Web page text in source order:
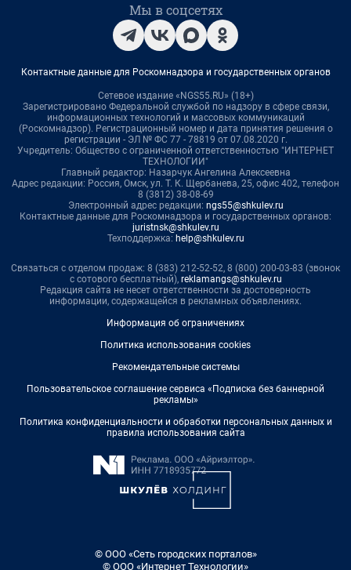
Мы в соцсетях
Контактные данные для Роскомнадзора и государственных органов
Сетевое издание «NGS55.RU» (18+)
Зарегистрировано Федеральной службой по надзору в сфере связи,
информационных технологий и массовых коммуникаций
(Роскомнадзор). Регистрационный номер и дата принятия решения о
регистрации - ЭЛ № ФС 77 - 78819 от 07.08.2020 г.
Учредитель: Общество с ограниченной ответственностью "ИНТЕРНЕТ
ТЕХНОЛОГИИ"
Главный редактор: Назарчук Ангелина Алексеевна
Адрес редакции: Россия, Омск, ул. Т. К. Щербанева, 25, офис 402, телефон
8 (3812) 38-08-69
Электронный адрес редакции: ngs55@shkulev.ru
Контактные данные для Роскомнадзора и государственных органов:
juristnsk@shkulev.ru
Техподдержка: help@shkulev.ru
Связаться с отделом продаж: 8 (383) 212-52-52, 8 (800) 200-03-83 (звонок
с сотового бесплатный), reklamangs@shkulev.ru
Редакция сайта не несет ответственности за достоверность
информации, содержащейся в рекламных объявлениях.
Информация об ограничениях
Политика использования cookies
Рекомендательные системы
Пользовательское соглашение сервиса «Подписка без баннерной
рекламы»
Политика конфиденциальности и обработки персональных данных и
правила использования сайта
© ООО «Сеть городских порталов»
© ООО «Интернет Технологии»